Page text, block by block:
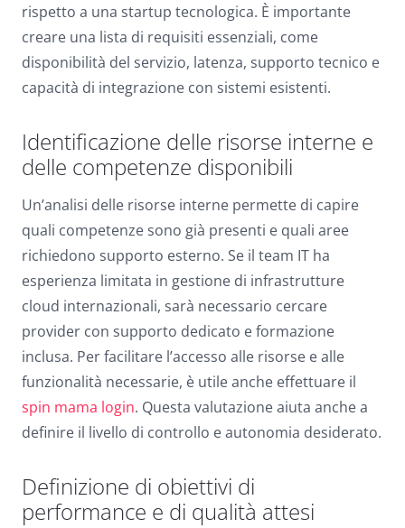
rispetto a una startup tecnologica. È importante
creare una lista di requisiti essenziali, come
disponibilità del servizio, latenza, supporto tecnico e
capacità di integrazione con sistemi esistenti.
Identificazione delle risorse interne e
delle competenze disponibili
Un’analisi delle risorse interne permette di capire
quali competenze sono già presenti e quali aree
richiedono supporto esterno. Se il team IT ha
esperienza limitata in gestione di infrastrutture
cloud internazionali, sarà necessario cercare
provider con supporto dedicato e formazione
inclusa. Per facilitare l’accesso alle risorse e alle
funzionalità necessarie, è utile anche effettuare il
spin mama login. Questa valutazione aiuta anche a
definire il livello di controllo e autonomia desiderato.
Definizione di obiettivi di
performance e di qualità attesi